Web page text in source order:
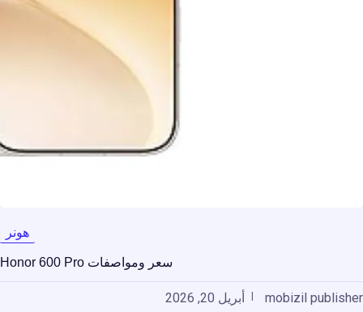
هونر
سعر ومواصفات Honor 600 Pro
mobizil publisher
أبريل 20, 2026